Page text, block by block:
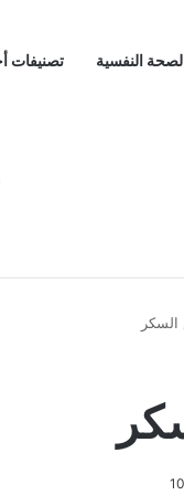
النفسية تصنيفات